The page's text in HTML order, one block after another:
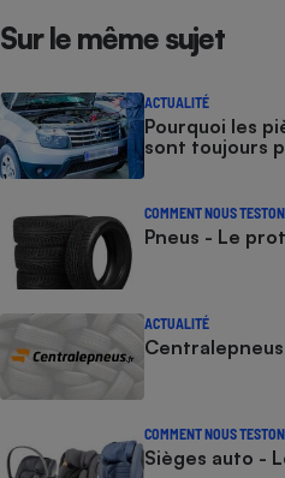
Sur le même sujet
ACTUALITÉ
Pourquoi les
sont toujours
COMMENT NOUS
Pneus - Le
ACTUALITÉ
COMMENT NOUS
Sièges auto -